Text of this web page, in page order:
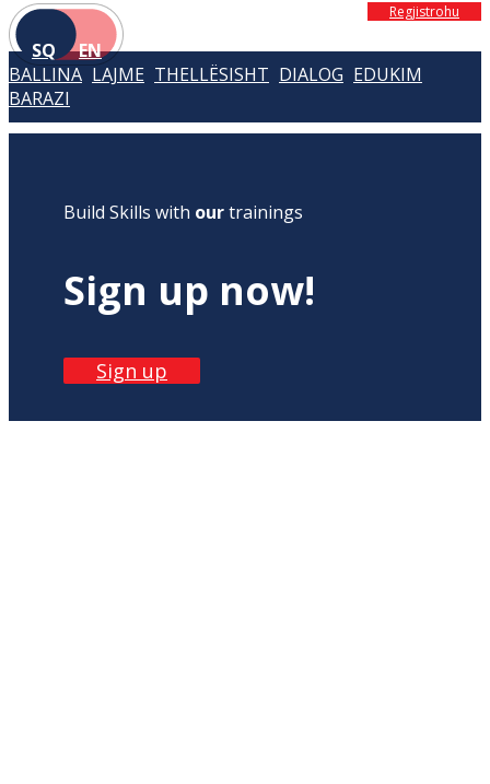
SQ EN
Regjistrohu
BALLINA LAJME THELLËSISHT DIALOG EDUKIM
BARAZI
Build Skills with ourtrainings
Sign up now!
Sign up